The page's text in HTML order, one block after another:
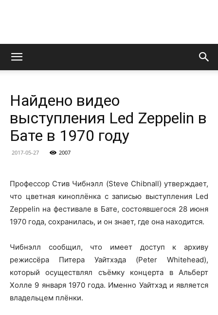
LedZeppelin.Ru
Найдено видео
выступления Led Zeppelin в
Бате в 1970 году
2017-05-27 2007
Профессор Стив Чибнэлл (Steve Chibnall) утверждает,
что цветная киноплёнка с записью выступления Led
Zeppelin на фестивале в Бате, состоявшегося 28 июня
1970 года, сохранилась, и он знает, где она находится.
Чибнэлл сообщил, что имеет доступ к архиву
режиссёра Питера Уайтхэда (Peter Whitehead),
который осуществлял съёмку концерта в Альберт
Холле 9 января 1970 года. Именно Уайтхэд и является
владельцем плёнки.